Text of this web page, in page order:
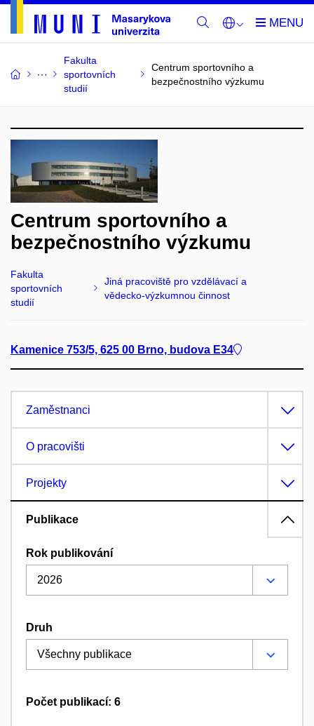
Fakulta
sportovních
studií
Centrum sportovního a
bezpečnostního výzkumu
Centrum sportovního a
bezpečnostního výzkumu
Fakulta
sportovních
studií
Jiná pracoviště pro vzdělávací a
vědecko-výzkumnou činnost
Kamenice 753/5, 625 00 Brno, budova E34
Zaměstnanci
O pracovišti
Projekty
Publikace
Rok publikování
Druh
Počet publikací: 6